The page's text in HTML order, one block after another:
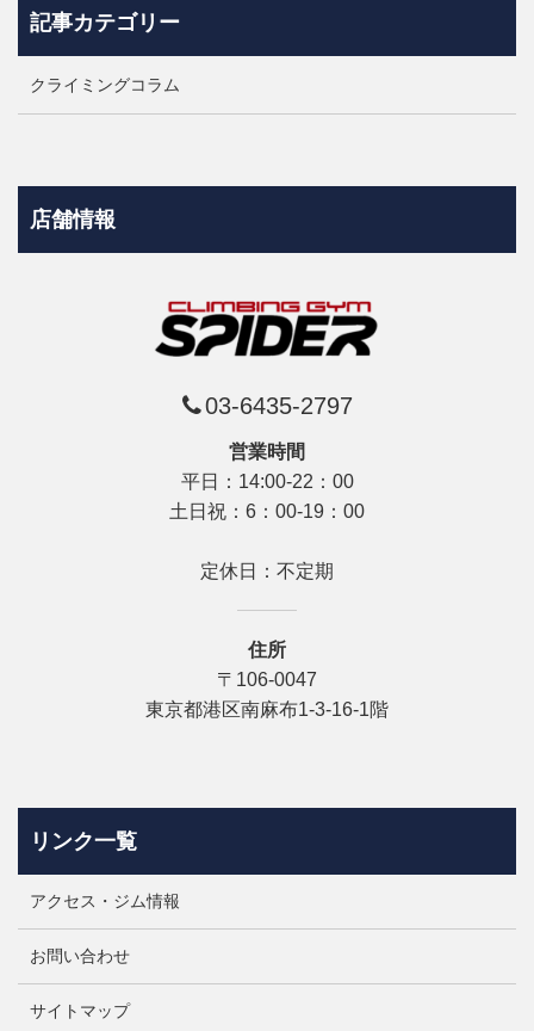
記事カテゴリー
クライミングコラム
店舗情報
03-6435-2797
営業時間
平日：14:00-22：00
土日祝：6：00-19：00
定休日：不定期
住所
〒106-0047
東京都港区南麻布1-3-16‐1階
リンク一覧
アクセス・ジム情報
お問い合わせ
サイトマップ